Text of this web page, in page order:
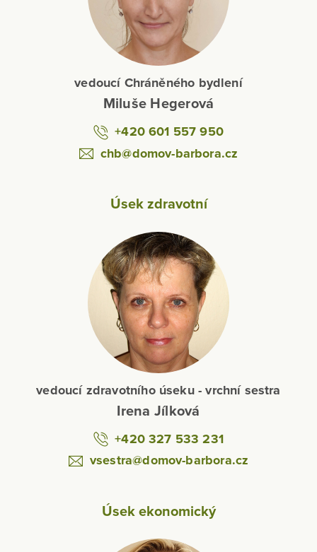
vedoucí Chráněného bydlení
Miluše Hegerová
+420 601 557 950
chb@domov-barbora.cz
Úsek zdravotní
vedoucí zdravotního úseku - vrchní sestra
Irena Jílková
+420 327 533 231
vsestra@domov-barbora.cz
Úsek ekonomický